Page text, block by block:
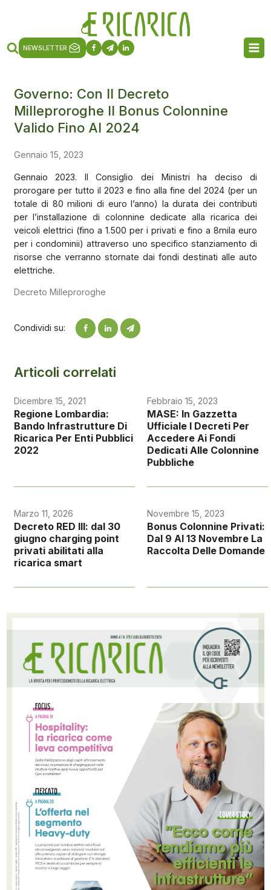
NEWSLETTER
Governo: Con Il Decreto
Milleproroghe Il Bonus Colonnine
Valido Fino Al 2024
Gennaio 15, 2023
Gennaio 2023. Il Consiglio dei Ministri ha deciso di
prorogare per tutto il 2023 e fino alla fine del 2024 (per un
totale di 80 milioni di euro l’anno) la durata dei contributi
per l’installazione di colonnine dedicate alla ricarica dei
veicoli elettrici (fino a 1.500 per i privati e fino a 8mila euro
per i condominii) attraverso uno specifico stanziamento di
risorse che verranno stornate dai fondi destinati alle auto
elettriche.
Decreto Milleproroghe
Condividi su:
Articoli correlati
Dicembre 15, 2021
Regione Lombardia:
Bando Infrastrutture Di
Ricarica Per Enti Pubblici
2022
Febbraio 15, 2023
MASE: In Gazzetta
Ufficiale I Decreti Per
Accedere Ai Fondi
Dedicati Alle Colonnine
Pubbliche
Marzo 11, 2026
Decreto RED III: dal 30
giugno charging point
privati abilitati alla
ricarica smart
Novembre 15, 2023
Bonus Colonnine Privati:
Dal 9 Al 13 Novembre La
Raccolta Delle Domande